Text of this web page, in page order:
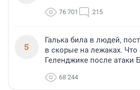
76 701 215
5
Галька била в людей,
в скорые на лежаках. Что
Геленджике после атаки
68 244